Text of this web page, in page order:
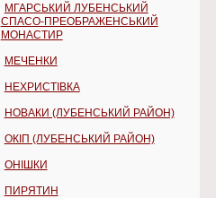
МГАРСЬКИЙ ЛУБЕНСЬКИЙ
СПАСО-ПРЕОБРАЖЕНСЬКИЙ
МОНАСТИР
МЕЧЕНКИ
НЕХРИСТІВКА
НОВАКИ (ЛУБЕНСЬКИЙ РАЙОН)
ОКІП (ЛУБЕНСЬКИЙ РАЙОН)
ОНІШКИ
ПИРЯТИН